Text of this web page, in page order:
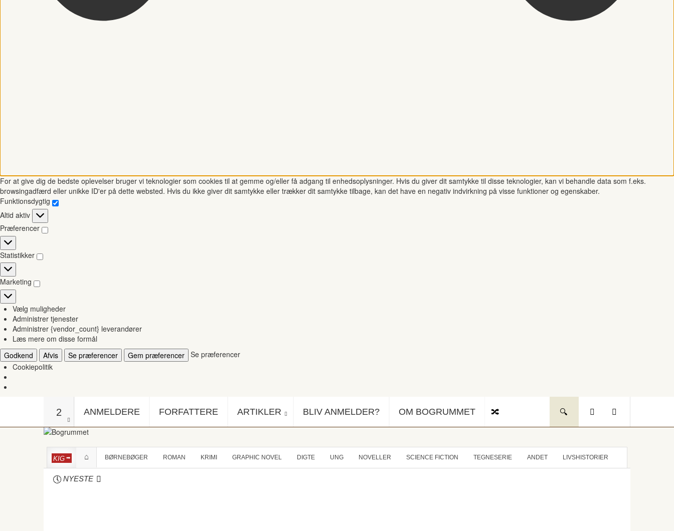
For at give dig de bedste oplevelser bruger vi teknologier som cookies til at gemme og/eller få adgang til enhedsoplysninger. Hvis du giver dit samtykke til disse teknologier, kan vi behandle data som f.eks.
browsingadfærd eller unikke ID'er på dette websted. Hvis du ikke giver dit samtykke eller trækker dit samtykke tilbage, kan det have en negativ indvirkning på visse funktioner og egenskaber.
Funktionsdygtig
Funktionsdygtig
Altid aktiv
Præferencer
Præferencer
Statistikker
Statistikker
Marketing
Marketing
Vælg muligheder
Administrer tjenester
Administrer {vendor_count} leverandører
Læs mere om disse formål
Godkend
Afvis Se præferencer Gem præferencer Se præferencer
Cookiepolitik
2 ANMELDERE FORFATTERE ARTIKLER BLIV ANMELDER? OM BOGRUMMET
KIG BØRNEBØGER ROMAN KRIMI GRAPHIC NOVEL DIGTE UNG NOVELLER SCIENCE FICTION TEGNESERIE ANDET LIVSHISTORIER
NYESTE